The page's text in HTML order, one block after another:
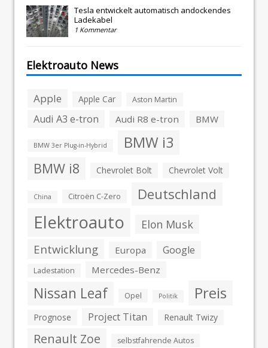
Tesla entwickelt automatisch andockendes
Ladekabel
1 Kommentar
Elektroauto News
Apple Apple Car Aston Martin
Audi A3 e-tron Audi R8 e-tron BMW
BMW 3er Plug-in-Hybrid BMW i3
BMW i8 Chevrolet Bolt Chevrolet Volt
China Citroën C-Zero Deutschland
Elektroauto Elon Musk
Entwicklung Europa Google
Ladestation Mercedes-Benz
Nissan Leaf Opel Politik Preis
Prognose Project Titan Renault Twizy
Renault Zoe selbstfahrende Autos